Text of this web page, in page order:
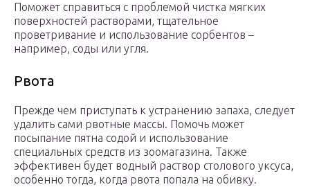
Поможет справиться с проблемой чистка мягких
поверхностей растворами, тщательное
проветривание и использование сорбентов –
например, соды или угля.
Рвота
Прежде чем приступать к устранению запаха, следует
удалить сами рвотные массы. Помочь может
посыпание пятна содой и использование
специальных средств из зоомагазина. Также
эффективен будет водный раствор столового уксуса,
особенно тогда, когда рвота попала на обивку.